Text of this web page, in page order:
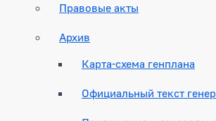
Правовые акты
Архив
Карта-схема генплана
Официальный текст